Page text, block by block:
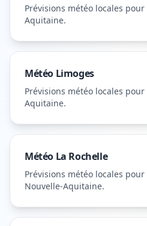
Prévisions météo locales pour
Aquitaine.
Météo Limoges
Prévisions météo locales pour
Aquitaine.
Météo La Rochelle
Prévisions météo locales pour
Nouvelle-Aquitaine.